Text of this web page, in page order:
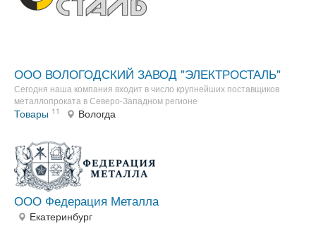
ООО ВОЛОГОДСКИЙ ЗАВОД "ЭЛЕКТРОСТАЛЬ"
Сегодня наша компания входит в число крупнейших поставщиков
металлопроката в Северо-Западном регионе
Товары 11 Вологда
ООО Федерация Металла
Екатеринбург